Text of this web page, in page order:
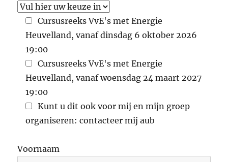
Cursusreeks VvE's met Energie
Heuvelland, vanaf dinsdag 6 oktober 2026
19:00
Cursusreeks VvE's met Energie
Heuvelland, vanaf woensdag 24 maart 2027
19:00
Kunt u dit ook voor mij en mijn groep
organiseren: contacteer mij aub
Voornaam